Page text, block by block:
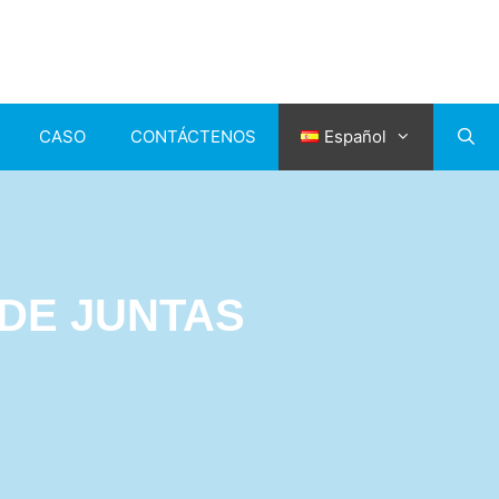
CASO CONTÁCTENOS Español
JUNTAS